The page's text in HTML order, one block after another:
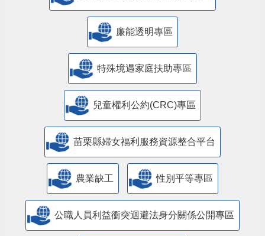
廉能透明專區
特殊境遇家庭扶助專區
兒童權利公約(CRC)專區
苗栗縣婦女福利服務資源整合平台
農業缺工 性別平等專區
公職人員利益衝突迴避法身分關係公開專區